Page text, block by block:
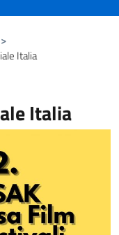
>
Italia
Italia